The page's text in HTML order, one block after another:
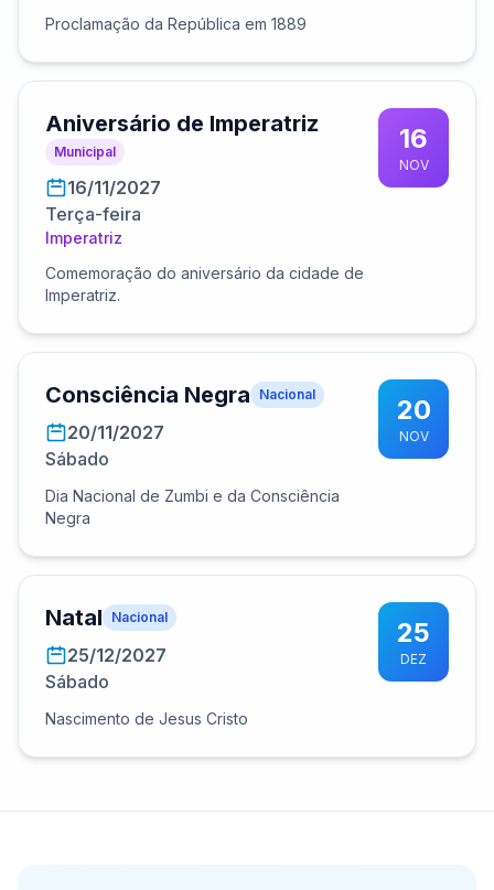
Proclamação da República em 1889
Aniversário de Imperatriz
Municipal
16/11/2027
Terça-feira
Imperatriz
Comemoração do aniversário da cidade de
Imperatriz.
16
NOV
Consciência Negra Nacional
20/11/2027
Sábado
Dia Nacional de Zumbi e da Consciência
Negra
20
NOV
Natal Nacional
25/12/2027
Sábado
Nascimento de Jesus Cristo
25
DEZ